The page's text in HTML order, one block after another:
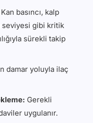
Kan basıncı, kalp
seviyesi gibi kritik
sürekli takip
damar yoluyla ilaç
Gerekli
uygulanır.